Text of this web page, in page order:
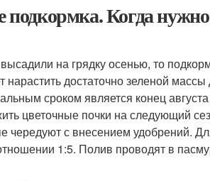
подкормка. Когда нужно
на грядку осенью, то
достаточно зеленой массы
сроком является конец
цветочные почки на следующий
чередуют с внесением удобрений.
1:5. Полив проводят в